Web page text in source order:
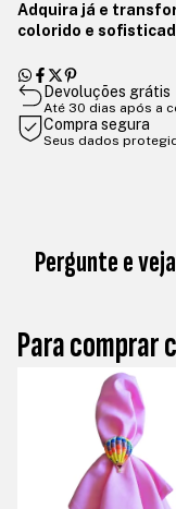
Adquira já e
colorido e
Devoluções grátis
Até 30 dias após a
Compra segura
Seus dados
Pergunte e
Para comprar